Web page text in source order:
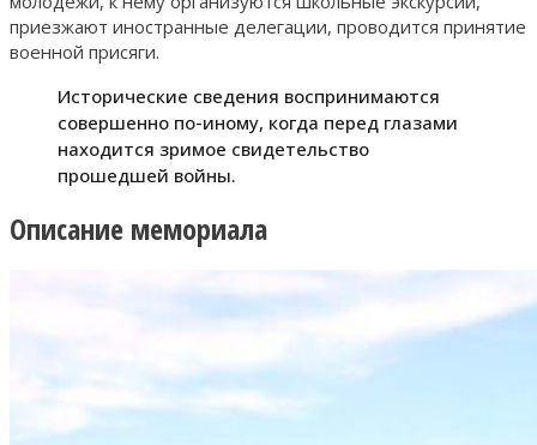
приезжают иностранные делегации, проводится принятие
военной присяги.
Исторические сведения воспринимаются
совершенно по-иному, когда перед глазами
находится зримое свидетельство
прошедшей войны.
Описание мемориала